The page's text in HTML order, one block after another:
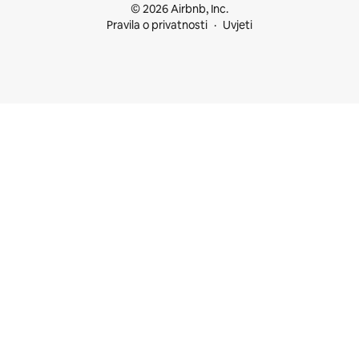
© 2026 Airbnb, Inc.
Pravila o privatnosti
Uvjeti